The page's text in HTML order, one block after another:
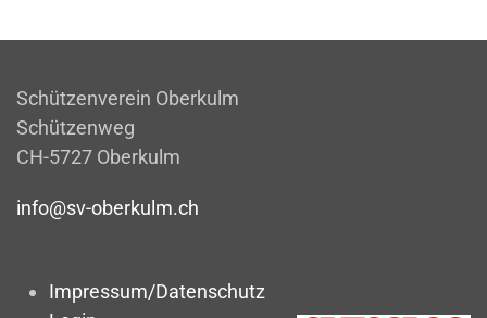
Schützenverein Oberkulm
Schützenweg
CH-5727 Oberkulm
info@sv-oberkulm.ch
Impressum/Datenschutz